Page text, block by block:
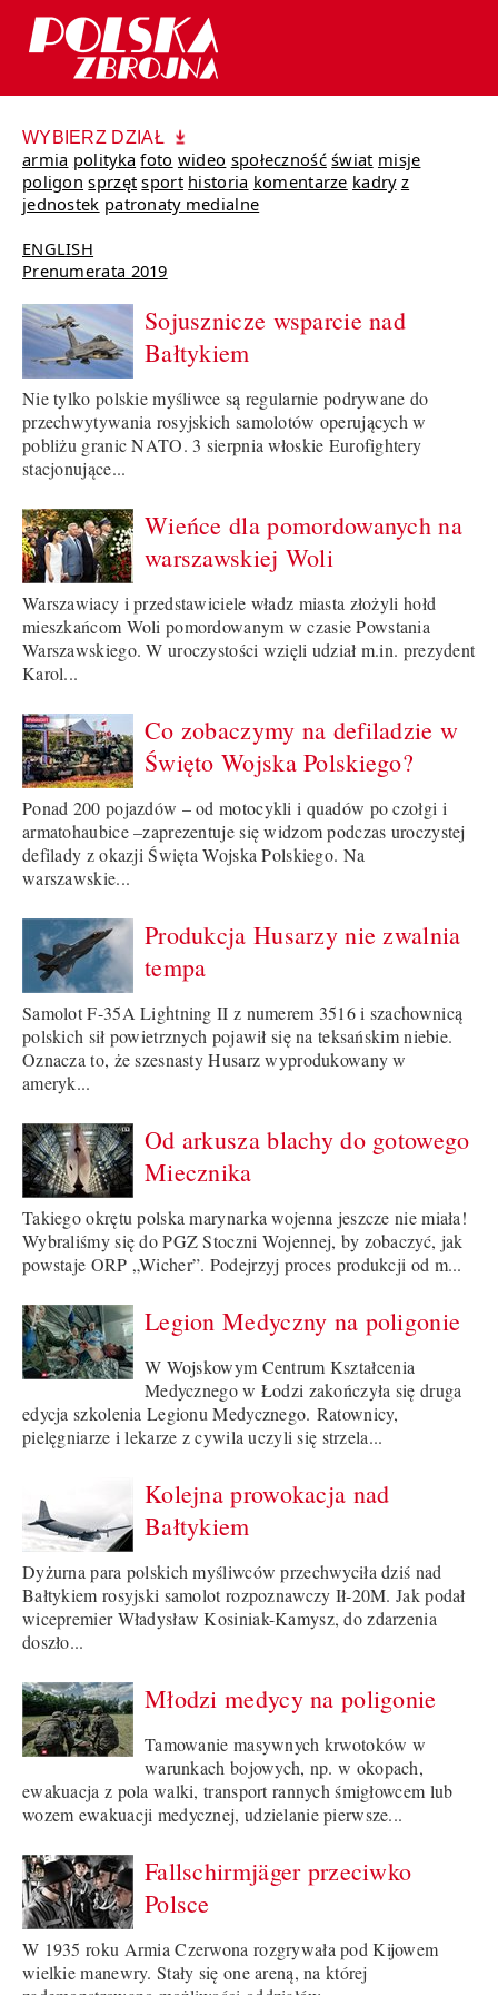
WYBIERZ DZIAŁ
armia polityka foto wideo społeczność świat misje
poligon sprzęt sport historia komentarze kadry z
jednostek patronaty medialne
ENGLISH
Prenumerata 2019
Sojusznicze wsparcie nad
Bałtykiem
Nie tylko polskie myśliwce są regularnie podrywane do
przechwytywania rosyjskich samolotów operujących w
pobliżu granic NATO. 3 sierpnia włoskie Eurofightery
stacjonujące...
Wieńce dla pomordowanych na
warszawskiej Woli
Warszawiacy i przedstawiciele władz miasta złożyli hołd
mieszkańcom Woli pomordowanym w czasie Powstania
Warszawskiego. W uroczystości wzięli udział m.in. prezydent
Karol...
Co zobaczymy na defiladzie w
Święto Wojska Polskiego?
Ponad 200 pojazdów – od motocykli i quadów po czołgi i
armatohaubice –zaprezentuje się widzom podczas uroczystej
defilady z okazji Święta Wojska Polskiego. Na
warszawskie...
Produkcja Husarzy nie zwalnia
tempa
Samolot F-35A Lightning II z numerem 3516 i szachownicą
polskich sił powietrznych pojawił się na teksańskim niebie.
Oznacza to, że szesnasty Husarz wyprodukowany w
ameryk...
Od arkusza blachy do gotowego
Miecznika
Takiego okrętu polska marynarka wojenna jeszcze nie miała!
Wybraliśmy się do PGZ Stoczni Wojennej, by zobaczyć, jak
powstaje ORP „Wicher”. Podejrzyj proces produkcji od m...
Legion Medyczny na poligonie
W Wojskowym Centrum Kształcenia
Medycznego w Łodzi zakończyła się druga
edycja szkolenia Legionu Medycznego. Ratownicy,
pielęgniarze i lekarze z cywila uczyli się strzela...
Kolejna prowokacja nad
Bałtykiem
Dyżurna para polskich myśliwców przechwyciła dziś nad
Bałtykiem rosyjski samolot rozpoznawczy Ił-20M. Jak podał
wicepremier Władysław Kosiniak-Kamysz, do zdarzenia
doszło...
Młodzi medycy na poligonie
Tamowanie masywnych krwotoków w
warunkach bojowych, np. w okopach,
ewakuacja z pola walki, transport rannych śmigłowcem lub
wozem ewakuacji medycznej, udzielanie pierwsze...
Fallschirmjäger przeciwko
Polsce
W 1935 roku Armia Czerwona rozgrywała pod Kijowem
wielkie manewry. Stały się one areną, na której